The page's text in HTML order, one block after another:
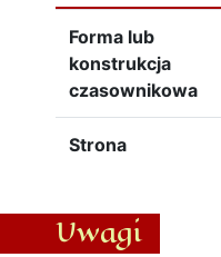
Forma lub
konstrukcja
czasownikowa
Strona
Uwagi